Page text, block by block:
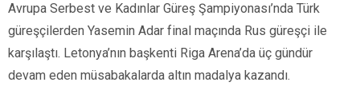
Avrupa Serbest ve Kadınlar Güreş Şampiyonası’nda Türk
güreşçilerden Yasemin Adar final maçında Rus güreşçi ile
karşılaştı. Letonya’nın başkenti Riga Arena’da üç gündür
devam eden müsabakalarda altın madalya kazandı.